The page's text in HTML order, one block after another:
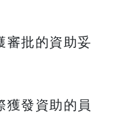
審批的資助妥
獲發資助的員